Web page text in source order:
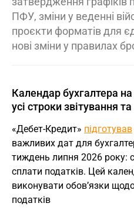
ПФУ, зміни у веденні
проєкти форматів для
нові зміни у правилах
Календар бухгалтера
усі строки звітування
«Дебет-Кредит» підготував
важливих дат для
тиждень липня 2026 року:
сплати податків. Цей
виконувати обов’язки
податків